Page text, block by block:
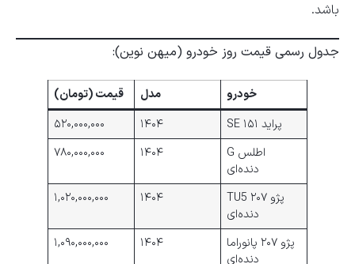
باشد.
جدول رسمی قیمت روز خودرو (میهن نوین):
خودرو مدل
قیمت (تومان)
پراید ۱۵۱ SE
۱۴۰۴
۵۲۰,۰۰۰,۰۰۰
اطلس G
دنده‌ای
۱۴۰۴ ۷۸۰,۰۰۰,۰۰۰
پژو ۲۰۷ TU5
دنده‌ای
۱۴۰۴ ۱,۰۲۰,۰۰۰,۰۰۰
پژو ۲۰۷ پانوراما
دنده‌ای
۱۴۰۴ ۱,۰۹۰,۰۰۰,۰۰۰